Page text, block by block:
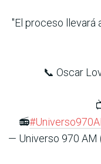
"El proceso llevará
📞 Oscar
📻
— Universo 970 AM